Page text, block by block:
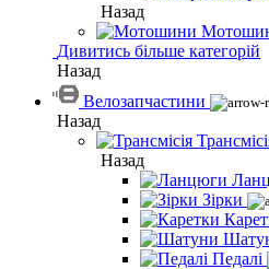
Назад
Дивитись більше категорій
Назад
Велозапчастини
Назад
Назад
Зірки
Педалі